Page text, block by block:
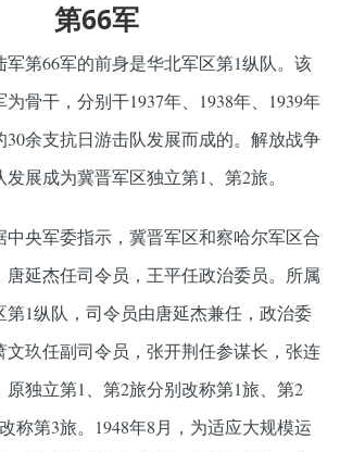
第66军
军第66军的前身是华北军区第1纵队。该
骨干，分别干1937年、1938年、1939年
30余支抗日游击队发展而成的。解放战争
展成为冀晋军区独立第1、第2旅。
中央军委指示，冀晋军区和察哈尔军区合
唐延杰任司令员，王平任政治委员。所属
第1纵队，司令员由唐延杰兼任，政治委
文玖任副司令员，张开荆任参谋长，张连
独立第1、第2旅分别改称第1旅、第2
称第3旅。1948年8月，为适应大规模运